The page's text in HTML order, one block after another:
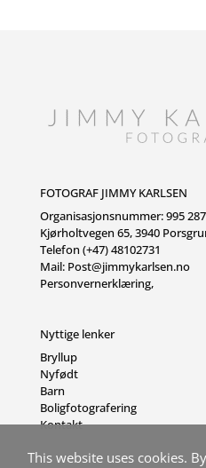
FOTOGRAF JIMMY KARLSEN
Organisasjonsnummer: 995
Kjørholtvegen 65, 3940
Telefon (+47) 48102731
Mail: Post@jimmykarlsen.no
Personvernerklæring,
Nyttige lenker
Bryllup
Nyfødt
Barn
Boligfotografering
Kontakt
This website uses cookies.